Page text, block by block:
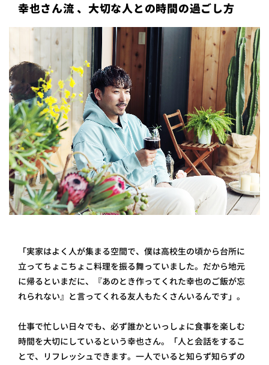
幸也さん流 、大切な人との時間の過ごし方
「実家はよく人が集まる空間で、僕は高校生の頃から台所に
立ってちょこちょこ料理を振る舞っていました。だから地元
に帰るといまだに、『あのとき作ってくれた幸也のご飯が忘
れられない』と言ってくれる友人もたくさんいるんです」。
仕事で忙しい日々でも、必ず誰かといっしょに食事を楽しむ
時間を大切にしているという幸也さん。「人と会話をするこ
とで、リフレッシュできます。一人でいると知らず知らずの